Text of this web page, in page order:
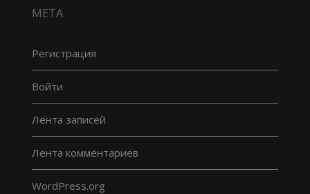
МЕТА
Регистрация
Войти
Лента записей
Лента комментариев
WordPress.org